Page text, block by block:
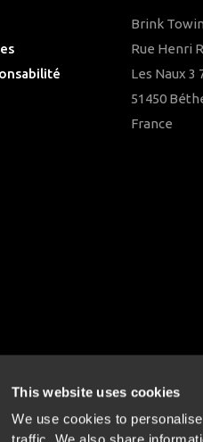
This website uses cookies
We use cookies to
Brink
Rue Henri
Les Naux 3
51450
France